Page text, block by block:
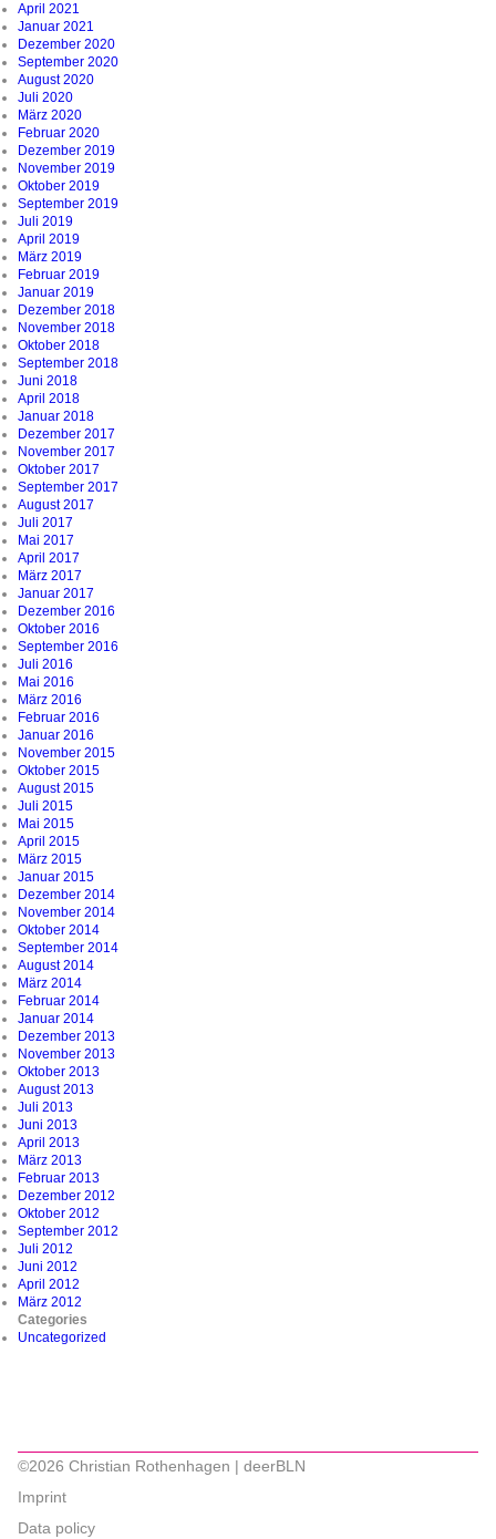
April 2021
Januar 2021
Dezember 2020
September 2020
August 2020
Juli 2020
März 2020
Februar 2020
Dezember 2019
November 2019
Oktober 2019
September 2019
Juli 2019
April 2019
März 2019
Februar 2019
Januar 2019
Dezember 2018
November 2018
Oktober 2018
September 2018
Juni 2018
April 2018
Januar 2018
Dezember 2017
November 2017
Oktober 2017
September 2017
August 2017
Juli 2017
Mai 2017
April 2017
März 2017
Januar 2017
Dezember 2016
Oktober 2016
September 2016
Juli 2016
Mai 2016
März 2016
Februar 2016
Januar 2016
November 2015
Oktober 2015
August 2015
Juli 2015
Mai 2015
April 2015
März 2015
Januar 2015
Dezember 2014
November 2014
Oktober 2014
September 2014
August 2014
März 2014
Februar 2014
Januar 2014
Dezember 2013
November 2013
Oktober 2013
August 2013
Juli 2013
Juni 2013
April 2013
März 2013
Februar 2013
Dezember 2012
Oktober 2012
September 2012
Juli 2012
Juni 2012
April 2012
März 2012
Categories
Uncategorized
©2026 Christian Rothenhagen | deerBLN
Imprint
Data policy